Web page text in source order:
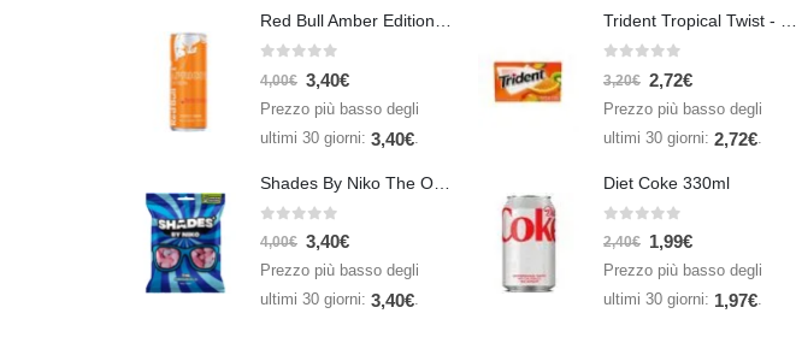
Red Bull Amber Edition Apricot Strawberry 250ml – Energy Drink Albicocca e Fragola
4,00€ 3,40€
Prezzo più basso degli
ultimi 30 giorni: 3,40€
4,00€ 3,40€
Prezzo più basso degli
ultimi 30 giorni: 3,40€
Trident Tropical Twist - 26,6 gr
3,20€ 2,72€
Prezzo più basso degli
ultimi 30 giorni: 2,72€
Diet Coke 330ml
2,40€ 1,99€
Prezzo più basso degli
ultimi 30 giorni: 1,97€